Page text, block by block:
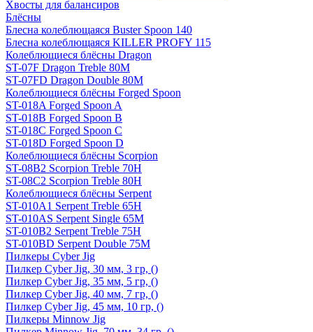
Хвосты для балансиров
Блёсны
Блесна колеблющаяся Buster Spoon 140
Блесна колеблющаяся KILLER PROFY 115
Колеблющиеся блёсны Dragon
ST-07F Dragon Treble 80M
ST-07FD Dragon Double 80M
Колеблющиеся блёсны Forged Spoon
ST-018A Forged Spoon A
ST-018B Forged Spoon B
ST-018C Forged Spoon C
ST-018D Forged Spoon D
Колеблющиеся блёсны Scorpion
ST-08B2 Scorpion Treble 70H
ST-08C2 Scorpion Treble 80H
Колеблющиеся блёсны Serpent
ST-010A1 Serpent Treble 65H
ST-010AS Serpent Single 65M
ST-010B2 Serpent Treble 75H
ST-010BD Serpent Double 75M
Пилкеры Cyber Jig
Пилкер Cyber Jig, 30 мм, 3 гр, ()
Пилкер Cyber Jig, 35 мм, 5 гр, ()
Пилкер Cyber Jig, 40 мм, 7 гр, ()
Пилкер Cyber Jig, 45 мм, 10 гр, ()
Пилкеры Minnow Jig